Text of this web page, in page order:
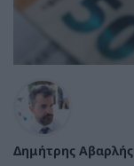
Δημήτρης Αβαρλής